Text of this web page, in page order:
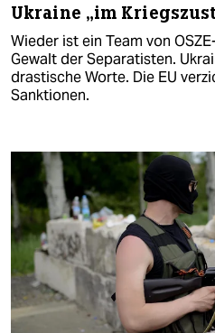
Ukraine „im
Wieder ist ein Team von
Gewalt der Separatisten.
drastische Worte. Die EU
Sanktionen.